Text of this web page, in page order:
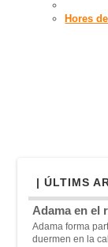
Hores
| ÚLTIMS
Adama en el
Adama forma
duermen en la